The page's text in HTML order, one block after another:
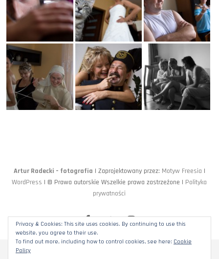
Artur Radecki – fotografia | Zaprojektowany przez: Motyw Freesia |
WordPress | © Prawa autorskie Wszelkie prawa zastrzeżone | Polityka
prywatności
facebooktwitterinstagram
Privacy & Cookies: This site uses cookies. By continuing to use this
website, you agree to their use.
To find out more, including how to control cookies, see here: Cookie
Policy